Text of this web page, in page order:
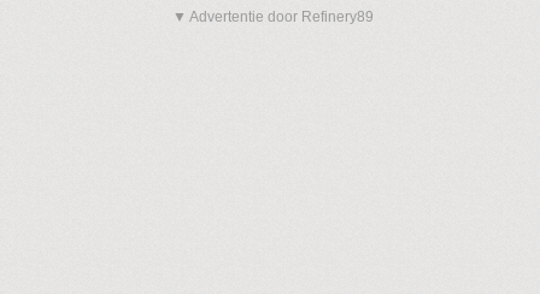
▼ Advertentie door Refinery89